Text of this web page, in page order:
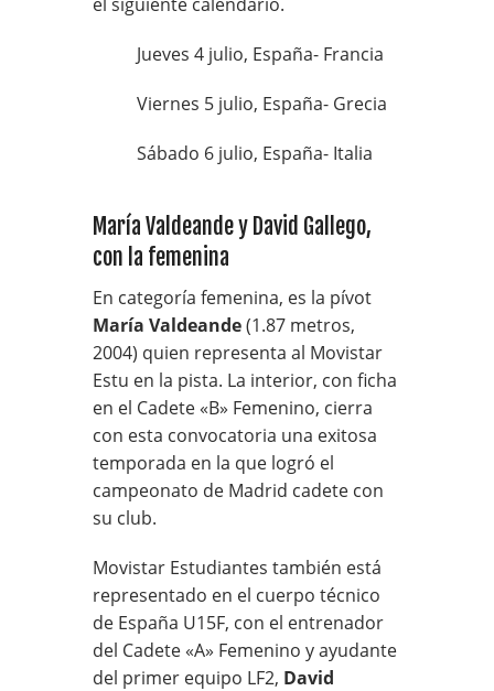
Jueves 4 julio, España- Francia
Viernes 5 julio, España- Grecia
Sábado 6 julio, España- Italia
María Valdeande y David Gallego,
con la femenina
En categoría femenina, es la pívot
María Valdeande(1.87 metros,
2004) quien representa al Movistar
Estu en la pista. La interior, con ficha
en el Cadete «B» Femenino, cierra
con esta convocatoria una exitosa
temporada en la que logró el
campeonato de Madrid cadete con
su club.
Movistar Estudiantes también está
representado en el cuerpo técnico
de España U15F, con el entrenador
del Cadete «A» Femenino y ayudante
del primer equipo LF2, David